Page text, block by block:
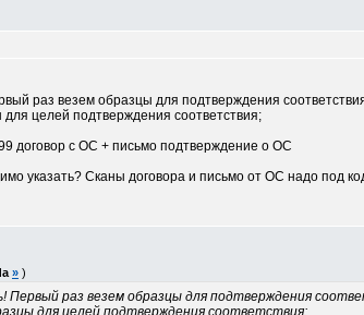
раз везем образцы для подтверждения
для целей подтверждения соответствия;
договор с ОС + письмо подтверждение о ОС
указать? Сканы договора и письмо от ОС надо под
» )
Первый раз везем образцы для подтверждения
для целей подтверждения соответствия;